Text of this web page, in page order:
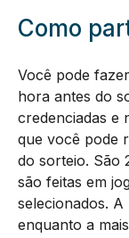
Como
Você pode
hora antes do
credenciadas e
que você pode
do sorteio. São
são feitas em
selecionados.
enquanto a